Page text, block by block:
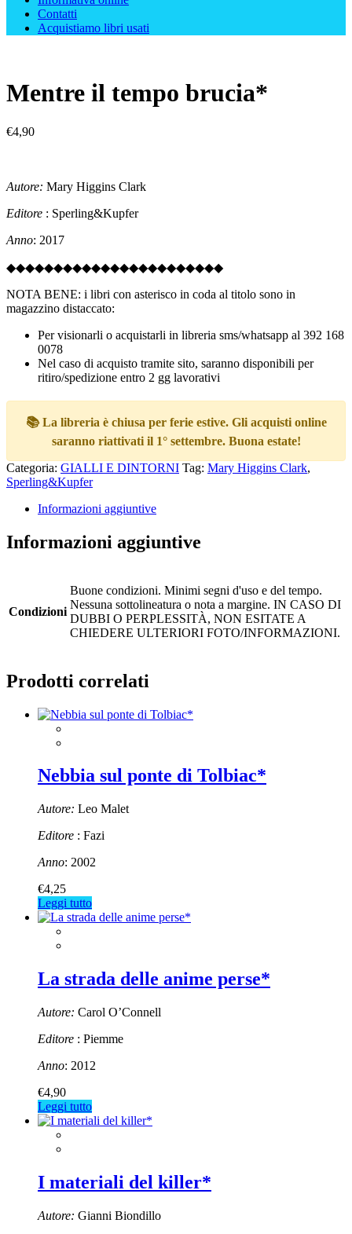
Contatti
Acquistiamo libri usati
Mentre il tempo brucia*
€4,90
Autore: Mary Higgins Clark
Editore : Sperling&Kupfer
Anno: 2017
◆◆◆◆◆◆◆◆◆◆◆◆◆◆◆◆◆◆◆◆◆◆◆
NOTA BENE: i libri con asterisco in coda al titolo sono in
magazzino distaccato:
Per visionarli o acquistarli in libreria sms/whatsapp al 392 168
0078
Nel caso di acquisto tramite sito, saranno disponibili per
ritiro/spedizione entro 2 gg lavorativi
📚 La libreria è chiusa per ferie estive. Gli acquisti online
saranno riattivati il 1° settembre. Buona estate!
Categoria: GIALLI E DINTORNI Tag: Mary Higgins Clark,
Sperling&Kupfer
Informazioni aggiuntive
Informazioni aggiuntive
Condizioni
Buone condizioni. Minimi segni d'uso e del tempo.
Nessuna sottolineatura o nota a margine. IN CASO DI
DUBBI O PERPLESSITÀ, NON ESITATE A
CHIEDERE ULTERIORI FOTO/INFORMAZIONI.
Prodotti correlati
Nebbia sul ponte di Tolbiac*
Autore: Leo Malet
Editore : Fazi
Anno: 2002
€4,25
Leggi tutto
La strada delle anime perse*
Autore: Carol O’Connell
Editore : Piemme
Anno: 2012
€4,90
Leggi tutto
I materiali del killer*
Autore: Gianni Biondillo